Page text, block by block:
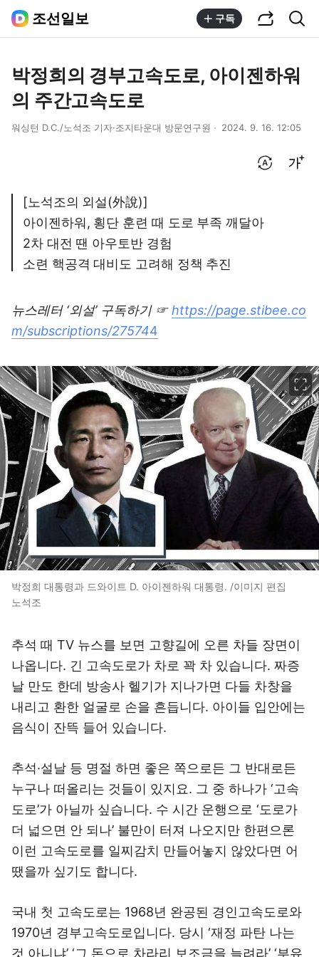
조선일보 구독
박정희의 경부고속도로, 아이젠하워
의 주간고속도로
워싱턴 D.C./노석조 기자·조지타운대 방문연구원 2024. 9. 16. 12:05
[노석조의 외설(外說)]
아이젠하워, 횡단 훈련 때 도로 부족 깨달아
2차 대전 땐 아우토반 경험
소련 핵공격 대비도 고려해 정책 추진
뉴스레터 ‘외설’ 구독하기 ☞https://page.stibee.co
m/subscriptions/275744
박정희 대통령과 드와이트 D. 아이젠하워 대통령. /이미지 편집
노석조
추석 때 TV 뉴스를 보면 고향길에 오른 차들 장면이
나옵니다. 긴 고속도로가 차로 꽉 차 있습니다. 짜증
날 만도 한데 방송사 헬기가 지나가면 다들 차창을
내리고 환한 얼굴로 손을 흔듭니다. 아이들 입안에는
음식이 잔뜩 들어 있습니다.
추석·설날 등 명절 하면 좋은 쪽으로든 그 반대로든
누구나 떠올리는 것들이 있지요. 그 중 하나가 ‘고속
도로’가 아닐까 싶습니다. 수 시간 운행으로 ‘도로가
더 넓으면 안 되나’ 불만이 터져 나오지만 한편으론
이런 고속도로를 일찌감치 만들어놓지 않았다면 어
땠을까 싶기도 합니다.
국내 첫 고속도로는 1968년 완공된 경인고속도로와
1970년 경부고속도로입니다. 당시 ‘재정 파탄 나는
것 아니냐’ ‘그 돈으로 차라리 보조금을 늘려라’ ‘부유